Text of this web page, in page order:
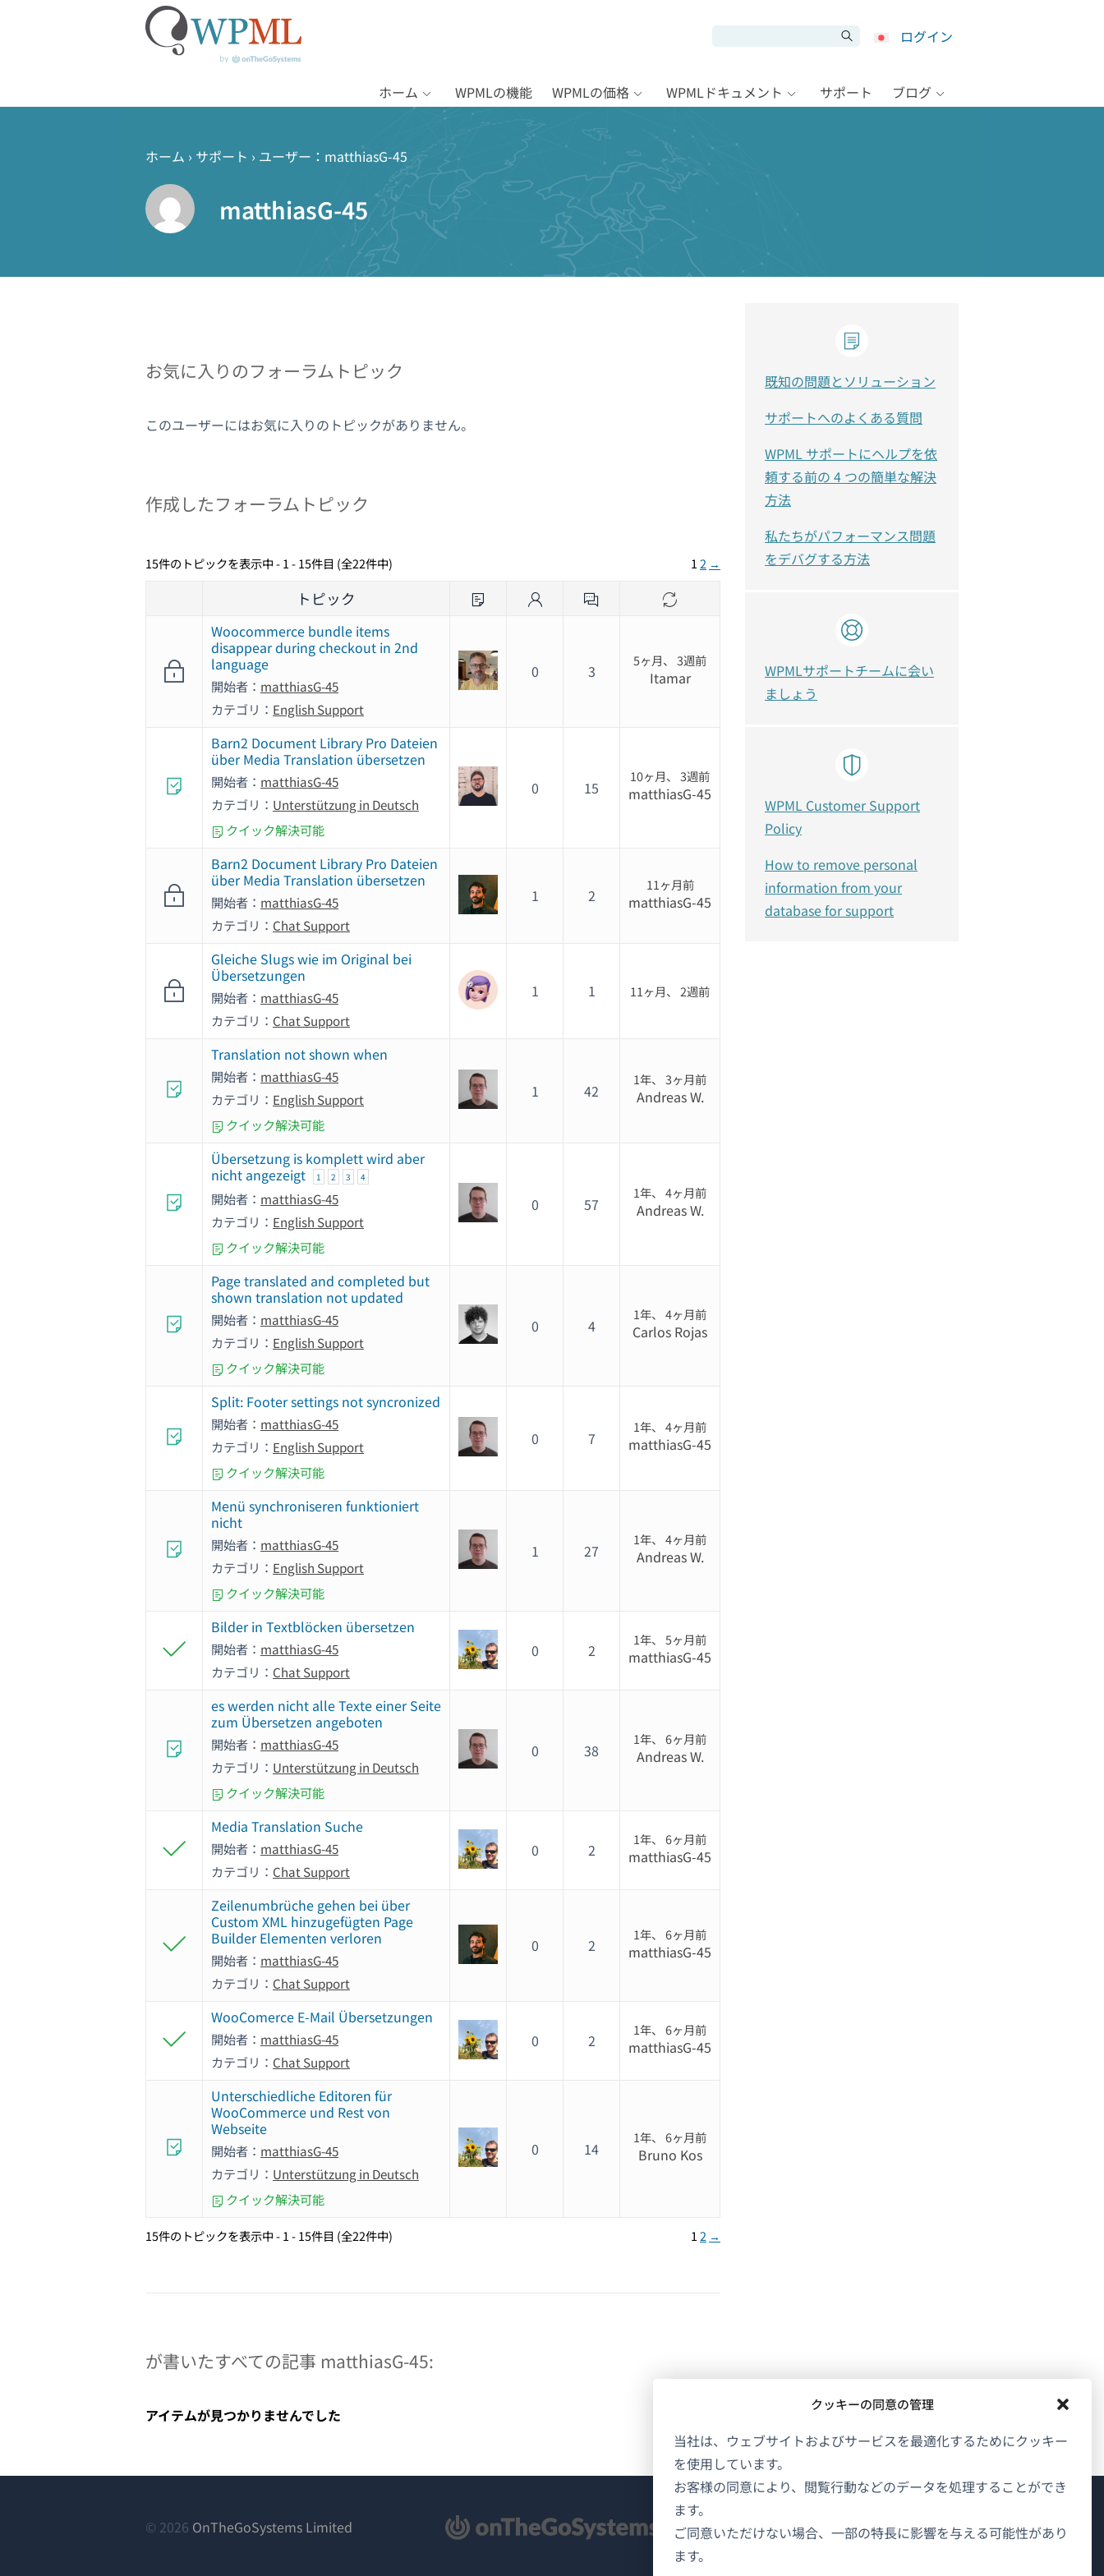
クッキーの同意の管理
当社は、ウェブサイトおよびサービスを最適化するためにクッキー
を使用しています。
お客様の同意により、閲覧行動などのデータを処理することができ
ます。
ご同意いただけない場合、一部の特長に影響を与える可能性があり
ます。
ッ
ログイン
ホーム WPMLの機能 WPMLの価格 WPMLドキュメント サポート ブログ
ホーム › サポート › ユーザー：matthiasG-45
matthiasG-45
お気に入りのフォーラムトピック
このユーザーにはお気に入りのトピックがありません。
作成したフォーラムトピック
15件のトピックを表示中 - 1 - 15件目 (全22件中) 12 →
トピック
Woocommerce bundle items
disappear during checkout in 2nd
language
開始者： matthiasG-45
カテゴリ： English Support
0 3
5ヶ月、 3週前
Itamar
Barn2 Document Library Pro Dateien
über Media Translation übersetzen
開始者： matthiasG-45
カテゴリ： Unterstützung in Deutsch
クイック解決可能
0 15
10ヶ月、 3週前
matthiasG-45
Barn2 Document Library Pro Dateien
über Media Translation übersetzen
開始者： matthiasG-45
カテゴリ： Chat Support
1 2
11ヶ月前
matthiasG-45
Gleiche Slugs wie im Original bei
Übersetzungen
開始者： matthiasG-45
カテゴリ： Chat Support
1 1 11ヶ月、 2週前
Translation not shown when
開始者： matthiasG-45
カテゴリ： English Support
クイック解決可能
1 42
1年、 3ヶ月前
Andreas W.
Übersetzung is komplett wird aber
nicht angezeigt
1 2 3 4
開始者： matthiasG-45
カテゴリ： English Support
クイック解決可能
0 57
1年、 4ヶ月前
Andreas W.
Page translated and completed but
shown translation not updated
開始者： matthiasG-45
カテゴリ： English Support
クイック解決可能
0 4
1年、 4ヶ月前
Carlos Rojas
Split: Footer settings not syncronized
開始者： matthiasG-45
カテゴリ： English Support
クイック解決可能
0 7
1年、 4ヶ月前
matthiasG-45
Menü synchroniseren funktioniert
nicht
開始者： matthiasG-45
カテゴリ： English Support
クイック解決可能
1 27
1年、 4ヶ月前
Andreas W.
Bilder in Textblöcken übersetzen
開始者： matthiasG-45
カテゴリ： Chat Support
0 2
1年、 5ヶ月前
matthiasG-45
es werden nicht alle Texte einer Seite
zum Übersetzen angeboten
開始者： matthiasG-45
カテゴリ： Unterstützung in Deutsch
クイック解決可能
0 38
1年、 6ヶ月前
Andreas W.
Media Translation Suche
開始者： matthiasG-45
カテゴリ： Chat Support
0 2
1年、 6ヶ月前
matthiasG-45
Zeilenumbrüche gehen bei über
Custom XML hinzugefügten Page
Builder Elementen verloren
開始者： matthiasG-45
カテゴリ： Chat Support
0 2
1年、 6ヶ月前
matthiasG-45
WooComerce E-Mail Übersetzungen
開始者： matthiasG-45
カテゴリ： Chat Support
0 2
1年、 6ヶ月前
matthiasG-45
Unterschiedliche Editoren für
WooCommerce und Rest von
Webseite
開始者： matthiasG-45
カテゴリ： Unterstützung in Deutsch
クイック解決可能
0 14
1年、 6ヶ月前
Bruno Kos
15件のトピックを表示中 - 1 - 15件目 (全22件中) 12 →
が書いたすべての記事 matthiasG-45:
アイテムが見つかりませんでした
既知の問題とソリューション
サポートへのよくある質問
WPML サポートにヘルプを依
頼する前の 4 つの簡単な解決
方法
私たちがパフォーマンス問題
をデバグする方法
WPMLサポートチームに会い
ましょう
WPML Customer Support
Policy
How to remove personal
information from your
database for support
© 2026 OnTheGoSystems Limited
WPMLについて